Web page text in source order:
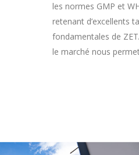
les normes GMP et
retenant d’excellents
fondamentales de
le marché nous